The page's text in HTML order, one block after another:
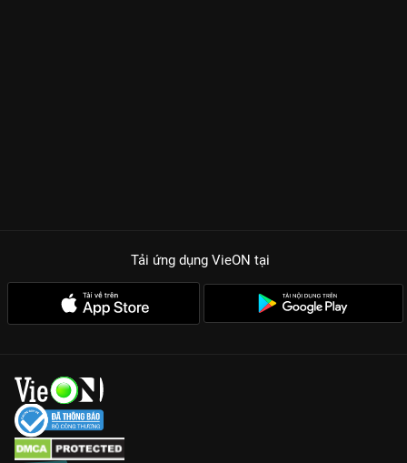
Tải ứng dụng VieON tại